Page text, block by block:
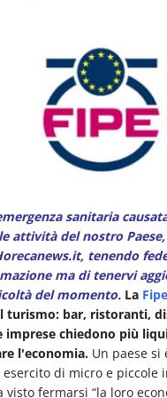
sanitaria
attività del nostro
tenendo
ma di tenervi
del momento. La
turismo: bar, ristoranti,
chiedono più
l'economia. Un paese si
esercito di micro e
visto fermarsi “la loro